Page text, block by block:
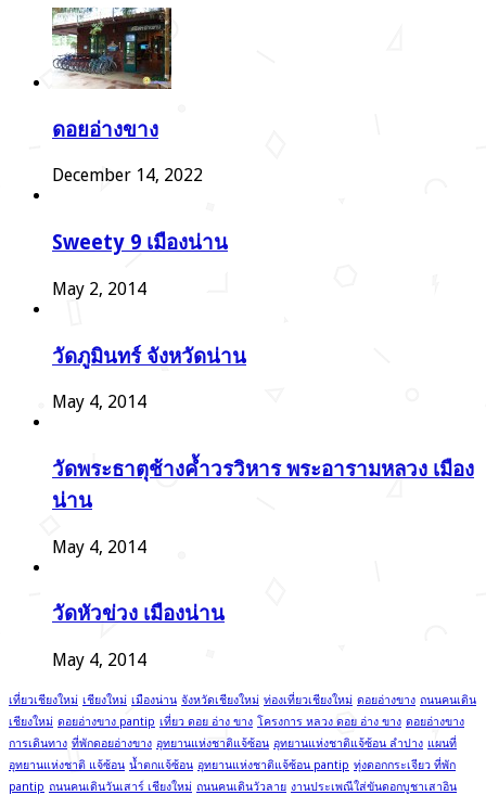
ดอยอ่างขาง
December 14, 2022
Sweety 9 เมืองน่าน
May 2, 2014
วัดภูมินทร์ จังหวัดน่าน
May 4, 2014
วัดพระธาตุช้างค้ำวรวิหาร พระอารามหลวง เมือง
น่าน
May 4, 2014
วัดหัวข่วง เมืองน่าน
May 4, 2014
เที่ยวเชียงใหม่ เชียงใหม่ เมืองน่าน จังหวัดเชียงใหม่ ท่องเที่ยวเชียงใหม่ ดอยอ่างขาง ถนนคนเดิน
เชียงใหม่ ดอยอ่างขาง pantip เที่ยว ดอย อ่าง ขาง โครงการ หลวง ดอย อ่าง ขาง ดอยอ่างขาง
การเดินทาง ที่พักดอยอ่างขาง อุทยานแห่งชาติแจ้ซ้อน อุทยานแห่งชาติแจ้ซ้อน ลําปาง แผนที่
อุทยานแห่งชาติ แจ้ซ้อน น้ำตกแจ้ซ้อน อุทยานแห่งชาติแจ้ซ้อน pantip ทุ่งดอกกระเจียว ที่พัก
pantip ถนนคนเดินวันเสาร์ เชียงใหม่ ถนนคนเดินวัวลาย งานประเพณีใส่ขันดอกบูชาเสาอิน